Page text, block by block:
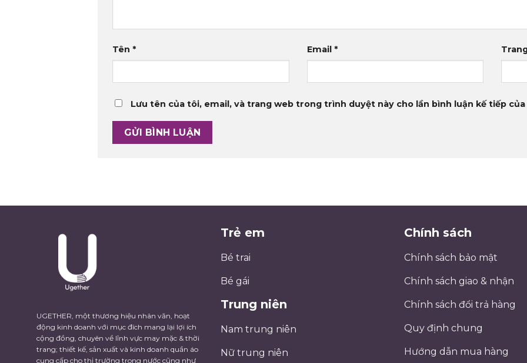
Tên* Email *
Lưu tên của tôi, email, và trang web trong trình duyệt này cho lần bình luận kế tiếp
UGETHER, một thương hiệu nhân văn, hoạt
động kinh doanh với mục đích mang lại lợi ích
cộng đồng, chuyên về lĩnh vực may mặc & thời
trang; thiết kế, sản xuất và kinh doanh quần áo
cung cấp cho thị trường trong nước cũng như
Trẻ em
Bé trai
Bé gái
Trung niên
Nam trung niên
Nữ trung niên
Chính sách
Chính sách bảo mật
Chính sách giao & nhận
Chính sách đổi trả hàng
Quy định chung
Hướng dẫn mua hàng